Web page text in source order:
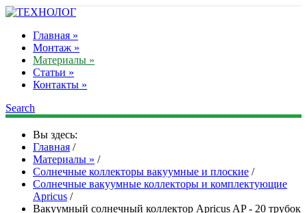
Главная »
Монтаж »
Материалы »
Статьи »
Контакты »
Search
Вы здесь:
Главная /
Материалы » /
Солнечные коллекторы вакуумные и плоские /
Солнечные вакуумные коллекторы и комплектующие
Apricus /
Вакуумный солнечный коллектор Apricus AP - 20 трубок